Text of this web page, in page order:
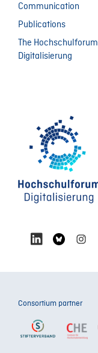
Communication
Publications
The Hochschulforum
Digitalisierung
Consortium partner